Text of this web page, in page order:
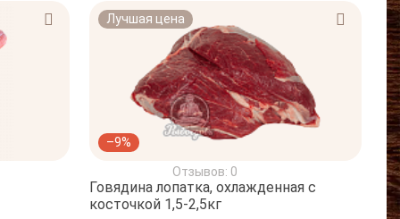
Лучшая цена
–9%
Отзывов: 0
Говядина лопатка, охлажденная с
косточкой 1,5-2,5кг